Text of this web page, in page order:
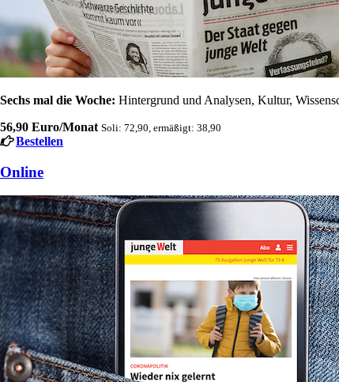
Sechs mal die Woche: Hintergrund und Analysen, Kultur,
56,90 Euro/Monat Soli: 72,90, ermäßigt: 38,90
Bestellen
Online